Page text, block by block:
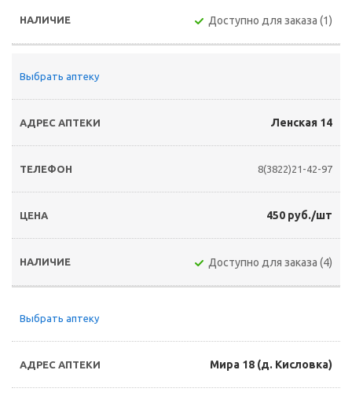
Доступно для заказа (1)
Выбрать аптеку
Ленская 14
8(3822)21-42-97
450 руб./шт
Доступно для заказа (4)
Выбрать аптеку
Мира 18 (д. Кисловка)